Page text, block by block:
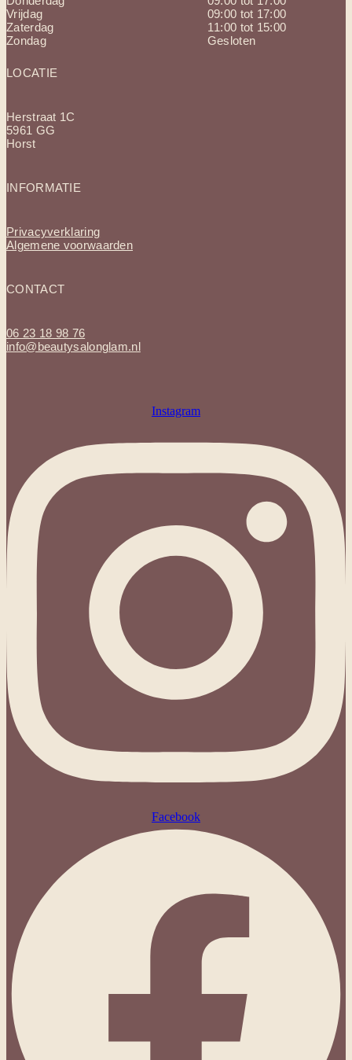
Vrijdag
Zaterdag
Zondag
09:00 tot 17:00
11:00 tot 15:00
Gesloten
LOCATIE
Herstraat 1C
5961 GG
Horst
INFORMATIE
Privacyverklaring
Algemene voorwaarden
CONTACT
06 23 18 98 76
info@beautysalonglam.nl
Instagram
Facebook